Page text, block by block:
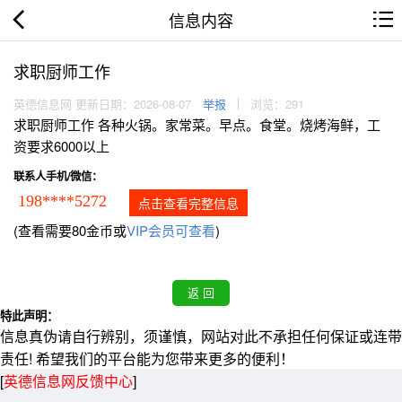
信息内容
求职厨师工作
英德信息网 更新日期：2026-08-07 举报 浏览：291
求职厨师工作 各种火锅。家常菜。早点。食堂。烧烤海鲜，工
资要求6000以上
联系人手机/微信：
198****5272 点击查看完整信息
(查看需要80金币或VIP会员可查看)
特此声明：
信息真伪请自行辨别，须谨慎，网站对此不承担任何保证或连带
责任! 希望我们的平台能为您带来更多的便利！
[英德信息网反馈中心]